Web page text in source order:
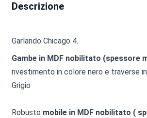
Descrizione
Garlando Chicago 4.
Gambe in MDF nobilitato (spessore
rivestimento in colore nero e traverse
Grigio
Robusto mobile in MDF nobilitato (